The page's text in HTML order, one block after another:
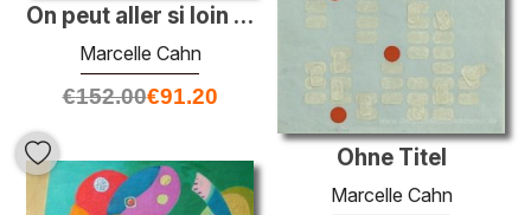
On peut aller si loin ... d'ici
Marcelle Cahn
€152.00€91.20
Ohne Titel
Marcelle Cahn